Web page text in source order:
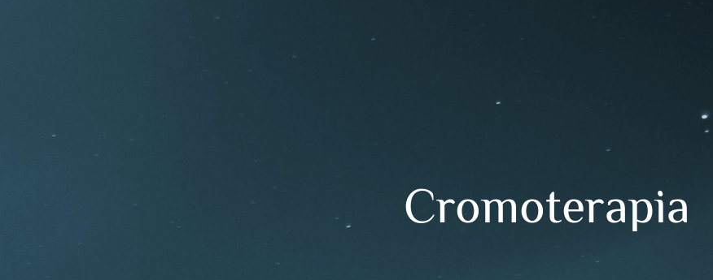
Cromoterapia